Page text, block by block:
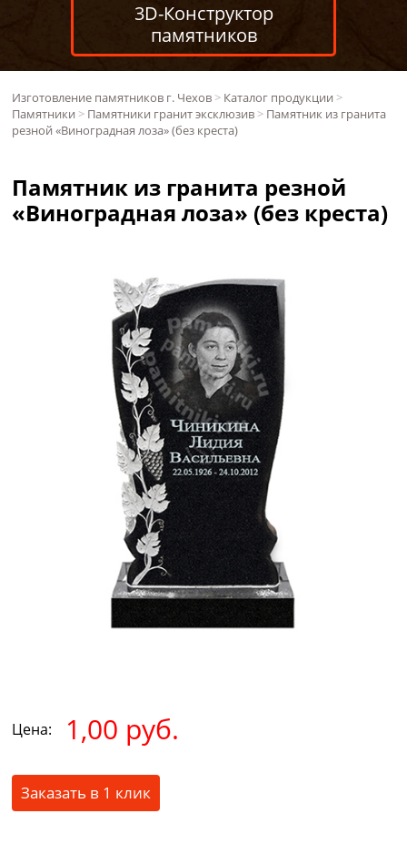
3D-Конструктор
памятников
Изготовление памятников г. Чехов > Каталог продукции >
Памятники > Памятники гранит эксклюзив > Памятник из гранита
резной «Виноградная лоза» (без креста)
Памятник из гранита резной
«Виноградная лоза» (без креста)
Цена: 1,00 руб.
Заказать в 1 клик